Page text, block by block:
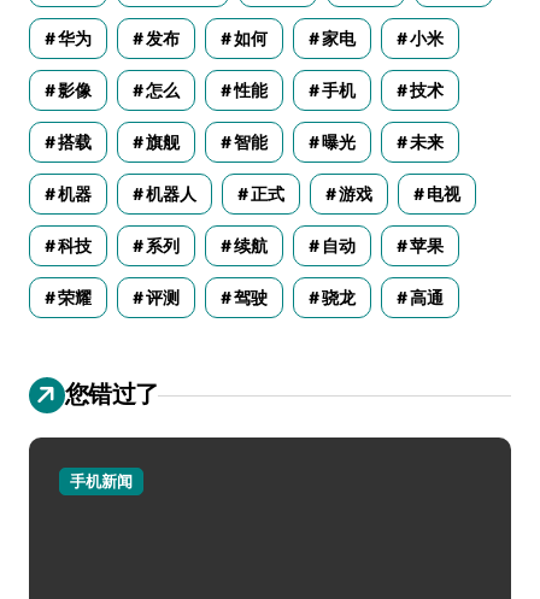
华为 发布 如何 家电 小米
影像 怎么 性能 手机 技术
搭载 旗舰 智能 曝光 未来
机器 机器人 正式 游戏 电视
科技 系列 续航 自动 苹果
荣耀 评测 驾驶 骁龙 高通
您错过了
手机新闻